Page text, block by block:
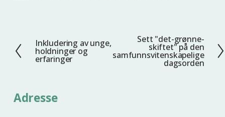
F
o
i
Inkludering av unge,
holdninger og
erfaringer
e
Sett "det-grønne-
skiftet" på den
samfunnsvitenskapelige
dagsorden
Adresse